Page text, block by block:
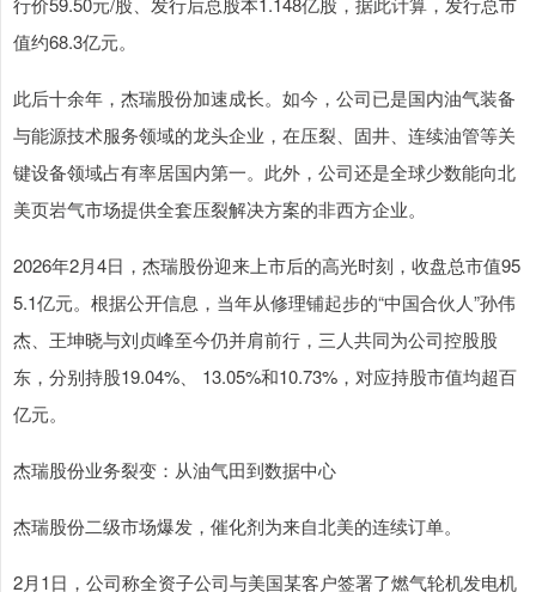
值约68.3亿元。
此后十余年，杰瑞股份加速成长。如今，公司已是国内油气装备
与能源技术服务领域的龙头企业，在压裂、固井、连续油管等关
键设备领域占有率居国内第一。此外，公司还是全球少数能向北
美页岩气市场提供全套压裂解决方案的非西方企业。
2026年2月4日，杰瑞股份迎来上市后的高光时刻，收盘总市值95
5.1亿元。根据公开信息，当年从修理铺起步的“中国合伙人”孙伟
杰、王坤晓与刘贞峰至今仍并肩前行，三人共同为公司控股股
东，分别持股19.04%、 13.05%和10.73%，对应持股市值均超百
亿元。
杰瑞股份业务裂变：从油气田到数据中心
杰瑞股份二级市场爆发，催化剂为来自北美的连续订单。
2月1日，公司称全资子公司与美国某客户签署了燃气轮机发电机